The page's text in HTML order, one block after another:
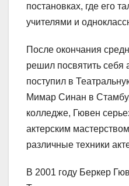
постановках, где его
учителями и
После окончания
решил посвятить себя
поступил в
Мимар Синан в
колледже, Гювен
актерским
различные техники
В 2001 году Беркер